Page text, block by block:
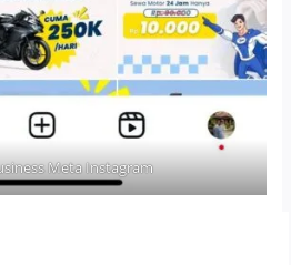
Meta Instagram